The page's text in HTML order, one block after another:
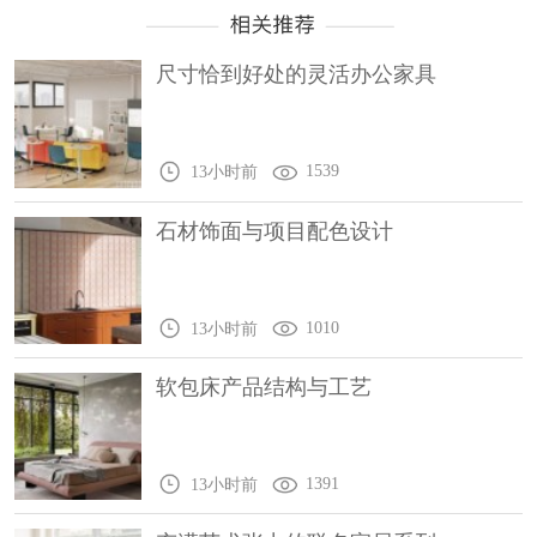
尺寸恰到好处的灵活办公家具
13小时前 1539
石材饰面与项目配色设计
13小时前 1010
软包床产品结构与工艺
13小时前 1391